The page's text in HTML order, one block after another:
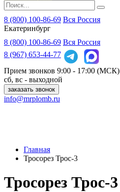
8 (800) 100-86-69 Вся Россия
Екатеринбург
8 (800) 100-86-69 Вся Россия
8 (967) 653-44-77
Прием звонков 9:00 - 17:00 (МСК)
сб, вс - выходной
заказать звонок
info@mrplomb.ru
Главная
Тросорез Трос-3
Тросорез Трос-3